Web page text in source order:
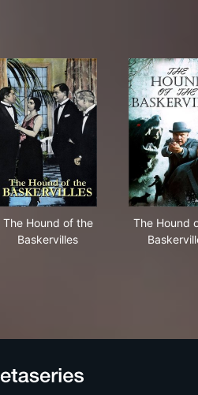
The Hound of the
Baskervilles
The Hound